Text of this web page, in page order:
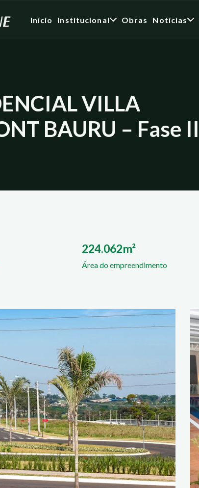
Início Institucional Obras Notícias
VILLA
BAURU – Fase II
224.062m²
Área do empreendimento